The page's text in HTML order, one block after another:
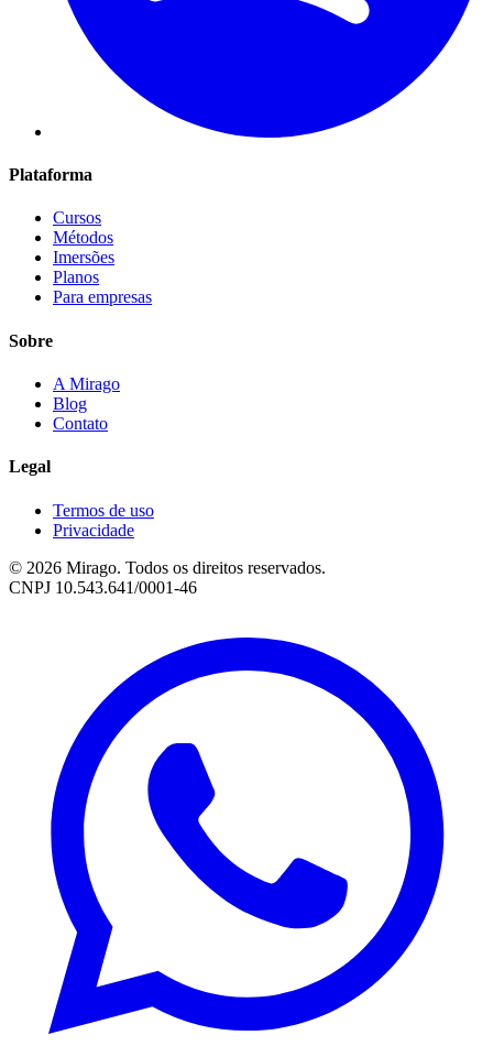
Plataforma
Cursos
Métodos
Imersões
Planos
Para empresas
Sobre
A Mirago
Blog
Contato
Legal
Termos de uso
Privacidade
© 2026 Mirago. Todos os direitos reservados.
CNPJ 10.543.641/0001-46